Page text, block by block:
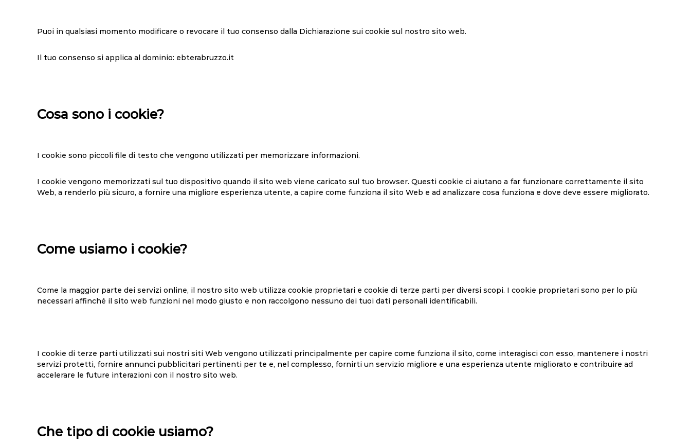
Puoi in qualsiasi momento modificare o revocare il tuo consenso dalla Dichiarazione sui cookie sul nostro sito web.
Il tuo consenso si applica al dominio: ebterabruzzo.it
Cosa sono i cookie?
I cookie sono piccoli file di testo che vengono utilizzati per memorizzare informazioni.
I cookie vengono memorizzati sul tuo dispositivo quando il sito web viene caricato sul tuo browser. Questi cookie ci aiutano a far funzionare correttamente il sito
Web, a renderlo più sicuro, a fornire una migliore esperienza utente, a capire come funziona il sito Web e ad analizzare cosa funziona e dove deve essere migliorato.
Come usiamo i cookie?
Come la maggior parte dei servizi online, il nostro sito web utilizza cookie proprietari e cookie di terze parti per diversi scopi. I cookie proprietari sono per lo più
necessari affinché il sito web funzioni nel modo giusto e non raccolgono nessuno dei tuoi dati personali identificabili.
I cookie di terze parti utilizzati sui nostri siti Web vengono utilizzati principalmente per capire come funziona il sito, come interagisci con esso, mantenere i nostri
servizi protetti, fornire annunci pubblicitari pertinenti per te e, nel complesso, fornirti un servizio migliore e una esperienza utente migliorato e contribuire ad
accelerare le future interazioni con il nostro sito web.
Che tipo di cookie usiamo?